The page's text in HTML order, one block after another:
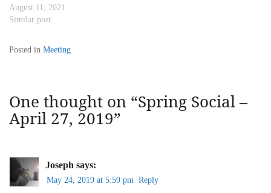
அனைவரோடும் பகிர்ந்து
கொண்டார்கள். சிறு சிறு
பொறுப்புகள்…
August 11, 2021
Similar post
Posted in Meeting
One thought on “Spring Social –
April 27, 2019”
Joseph says:
May 24, 2019 at 5:59 pm Reply